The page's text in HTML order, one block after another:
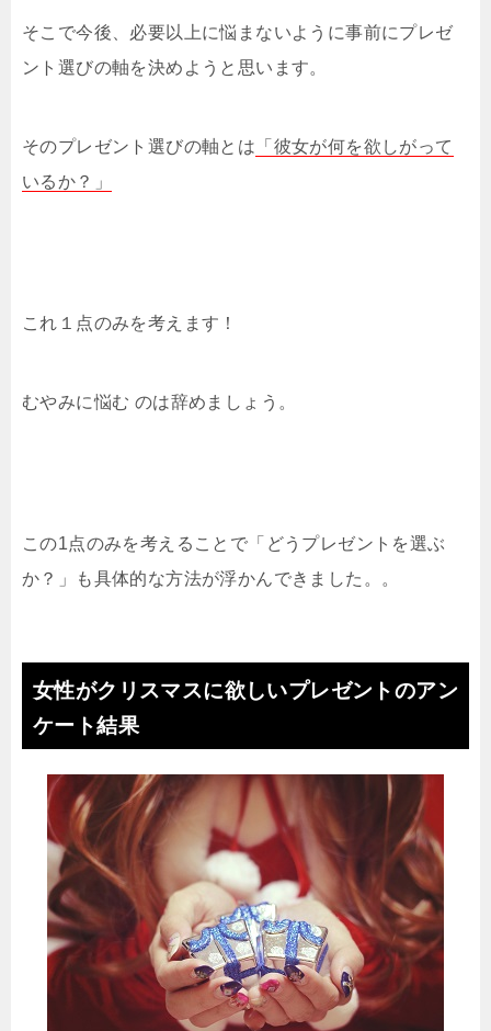
そこで今後、必要以上に悩まないように事前にプレゼ
ント選びの軸を決めようと思います。
そのプレゼント選びの軸とは 「彼女が何を欲しがって
いるか？」
これ１点のみを考えます！
むやみに悩む のは辞めましょう。
この1点のみを考えることで「どうプレゼントを選ぶ
か？」も具体的な方法が浮かんできました。。
女性がクリスマスに欲しいプレゼントのアン
ケート結果